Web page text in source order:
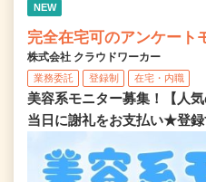
NEW
完全在宅可のアンケート
株式会社 クラウドワーカー
業務委託 登録制 在宅・内職
美容系モニター募集！【人
当日に謝礼をお支払い★登